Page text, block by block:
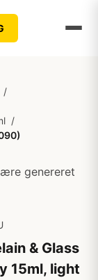
/
/
genereret
& Glass
15ml, light